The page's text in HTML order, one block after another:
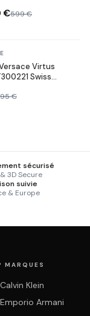
cuir vert
€599 €
Virtus
Swiss
€
sécurisé
3D Secure
suivie
& Europe
MARQUES
Klein
Armani